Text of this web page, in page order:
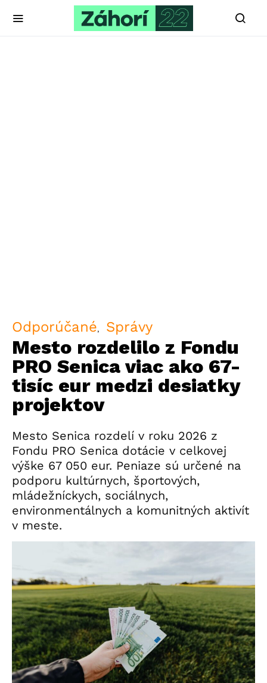
Odporúčané Správy
Mesto rozdelilo z Fondu
PRO Senica viac ako 67-
tisíc eur medzi desiatky
projektov
Mesto Senica rozdelí v roku 2026 z
Fondu PRO Senica dotácie v celkovej
výške 67 050 eur. Peniaze sú určené na
podporu kultúrnych, športových,
mládežníckych, sociálnych,
environmentálnych a komunitných aktivít
v meste.